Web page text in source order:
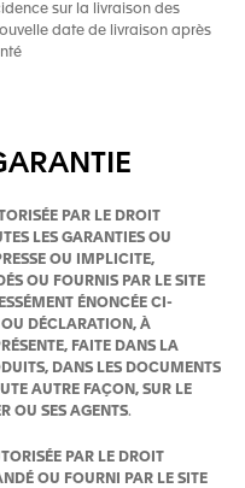
sur la livraison des
date de livraison après
PAR LE DROIT
LES GARANTIES OU
OU IMPLICITE,
OU FOURNIS PAR LE SITE
ÉNONCÉE CI-
OU DÉCLARATION, À
FAITE DANS LA
DANS LES DOCUMENTS
AUTRE FAÇON, SUR LE
OU SES AGENTS.
PAR LE DROIT
OU FOURNI PAR LE SITE